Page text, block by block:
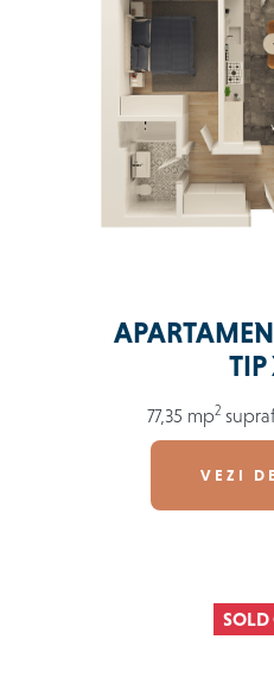
TIP
77,35 mp2
VEZI
SOLD